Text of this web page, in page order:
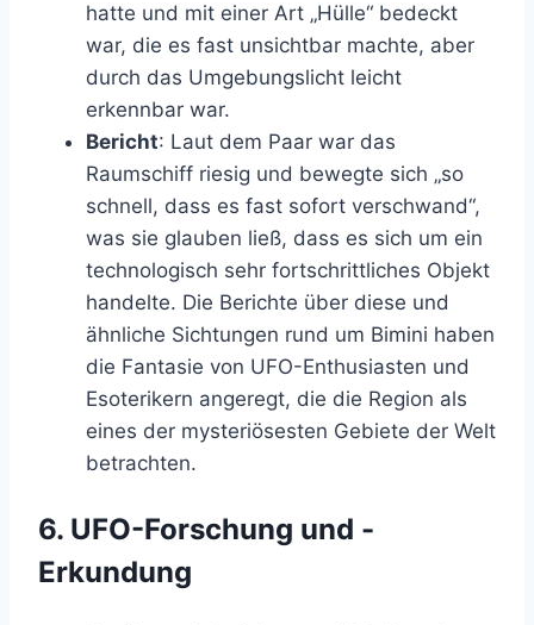
hatte und mit einer Art „Hülle“ bedeckt
war, die es fast unsichtbar machte, aber
durch das Umgebungslicht leicht
erkennbar war.
Bericht: Laut dem Paar war das
Raumschiff riesig und bewegte sich „so
schnell, dass es fast sofort verschwand“,
was sie glauben ließ, dass es sich um ein
technologisch sehr fortschrittliches Objekt
handelte. Die Berichte über diese und
ähnliche Sichtungen rund um Bimini haben
die Fantasie von UFO-Enthusiasten und
Esoterikern angeregt, die die Region als
eines der mysteriösesten Gebiete der Welt
betrachten.
6. UFO-Forschung und -
Erkundung